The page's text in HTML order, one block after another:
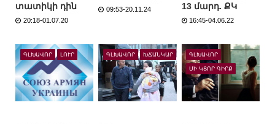
տատիկի դին
20:18-01.07.20
09:53-20.11.24
13 մարդ. ՔԿ
16:45-04.06.22
ԳԼԽԱՎՈՐ ԼՈՒՐ ԳԼԽԱՎՈՐ ԽՃԱՆԿԱՐ ԳԼԽԱՎՈՐ
ՄԻ ԿՏՈՐ ԳԻՐՔ